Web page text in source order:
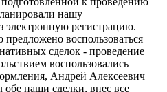
нашу
электронную регистрацию.
воспользоваться
сделок - проведение
воспользовались
Андрей Алексеевич
обе наши сделки, внес все